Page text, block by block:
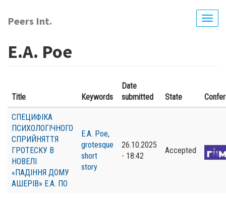
до
основного
Peers Int.
E.A. Poe
Title Keywords
Date
submitted
State
СПЕЦИФІКА
ПСИХОЛОГІЧНОГО
СПРИЙНЯТТЯ
ГРОТЕСКУ В
НОВЕЛІ
«ПАДІННЯ ДОМУ
АШЕРІВ» Е.А. ПО
E.A. Poe,
grotesque
short
story
26.10.2025
- 18:42
Accepted